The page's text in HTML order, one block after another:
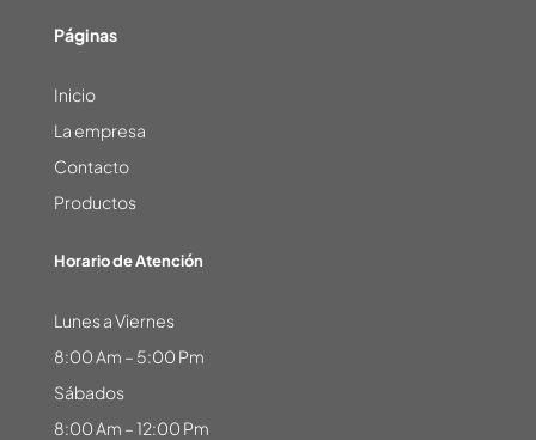
Páginas
Inicio
La empresa
Contacto
Productos
Horario de Atención
Lunes a Viernes
8:00 Am – 5:00 Pm
Sábados
8:00 Am – 12:00 Pm